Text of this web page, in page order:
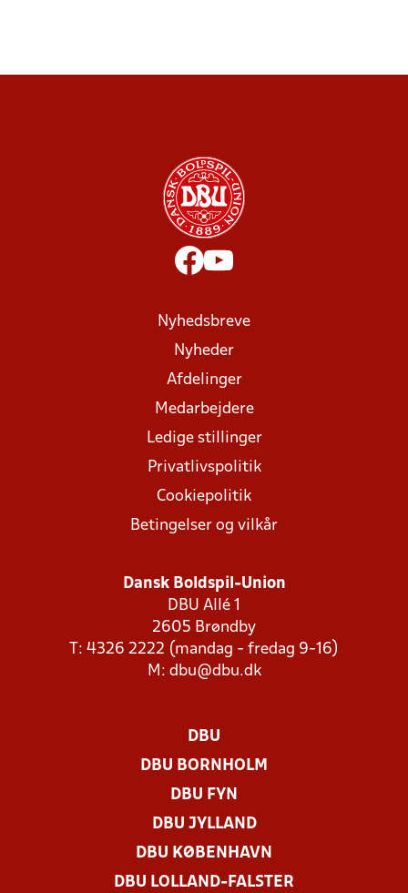
Nyhedsbreve
Nyheder
Afdelinger
Medarbejdere
Ledige stillinger
Privatlivspolitik
Cookiepolitik
Betingelser og vilkår
Dansk Boldspil-Union
DBU Allé 1
2605 Brøndby
T: 4326 2222 (mandag - fredag 9-16)
M: dbu@dbu.dk
DBU
DBU BORNHOLM
DBU FYN
DBU JYLLAND
DBU KØBENHAVN
DBU LOLLAND-FALSTER